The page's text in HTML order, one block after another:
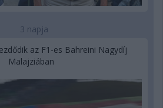
3 napja
az F1-es Bahreini Nagydíj
Malajziában